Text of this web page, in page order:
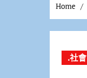
Home
.社會